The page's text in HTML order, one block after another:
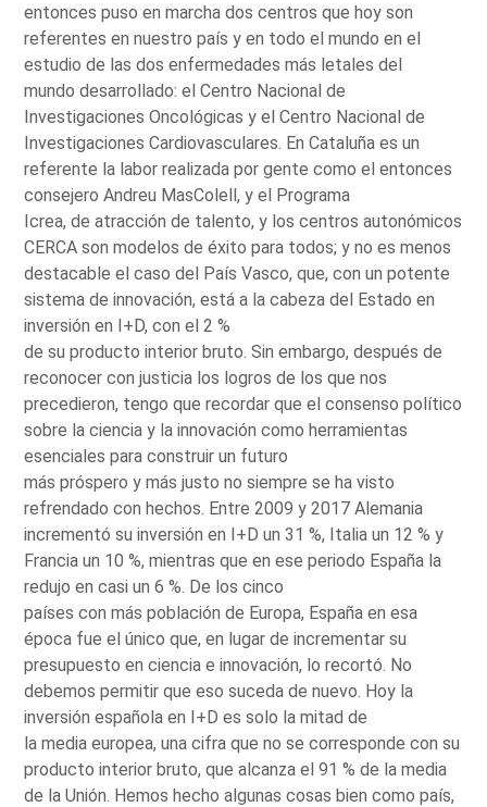
entonces puso en marcha dos centros que hoy son
referentes en nuestro país y en todo el mundo en el
estudio de las dos enfermedades más letales del
mundo desarrollado: el Centro Nacional de
Investigaciones Oncológicas y el Centro Nacional de
Investigaciones Cardiovasculares. En Cataluña es un
referente la labor realizada por gente como el entonces
consejero Andreu MasColell, y el Programa
Icrea, de atracción de talento, y los centros autonómicos
CERCA son modelos de éxito para todos; y no es menos
destacable el caso del País Vasco, que, con un potente
sistema de innovación, está a la cabeza del Estado en
inversión en I+D, con el 2 %
de su producto interior bruto. Sin embargo, después de
reconocer con justicia los logros de los que nos
precedieron, tengo que recordar que el consenso político
sobre la ciencia y la innovación como herramientas
esenciales para construir un futuro
más próspero y más justo no siempre se ha visto
refrendado con hechos. Entre 2009 y 2017 Alemania
incrementó su inversión en I+D un 31 %, Italia un 12 % y
Francia un 10 %, mientras que en ese periodo España la
redujo en casi un 6 %. De los cinco
países con más población de Europa, España en esa
época fue el único que, en lugar de incrementar su
presupuesto en ciencia e innovación, lo recortó. No
debemos permitir que eso suceda de nuevo. Hoy la
inversión española en I+D es solo la mitad de
la media europea, una cifra que no se corresponde con su
producto interior bruto, que alcanza el 91 % de la media
de la Unión. Hemos hecho algunas cosas bien como país,